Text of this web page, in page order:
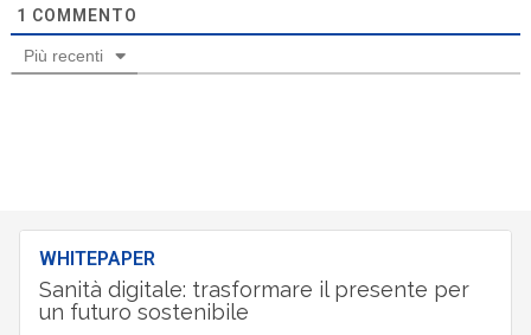
1 COMMENTO
Più recenti
WHITEPAPER
Sanità digitale: trasformare il presente per
un futuro sostenibile